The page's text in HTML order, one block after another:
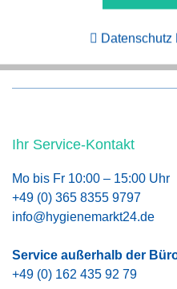
Ihr Service-Kontakt
Mo bis Fr 10:00 – 15:00 Uhr
+49 (0) 365 8355 9797
info@hygienemarkt24.de
Service außerhalb der
+49 (0) 162 435 92 79
Datenschutz